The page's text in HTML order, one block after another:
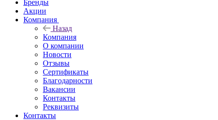
Бренды
Акции
Компания
Назад
Компания
О компании
Новости
Отзывы
Сертификаты
Благодарности
Вакансии
Контакты
Реквизиты
Контакты